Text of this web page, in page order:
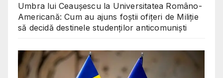
Umbra lui Ceaușescu la Universitatea Româno-
Americană: Cum au ajuns foștii ofițeri de Miliție
să decidă destinele studenților anticomuniști